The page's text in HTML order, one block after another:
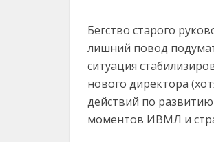
Бегство старого
лишний повод
ситуация
нового директора
действий по
моментов ИВМЛ и